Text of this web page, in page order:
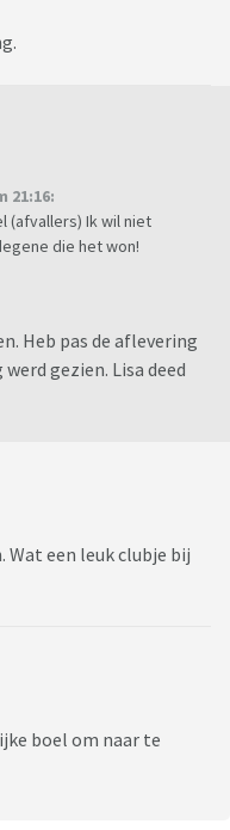
21:16:
(afvallers) Ik wil niet
die het won!
Heb pas de aflevering
gezien. Lisa deed
Wat een leuk clubje bij
boel om naar te